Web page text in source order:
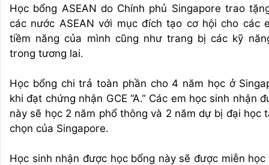
Học bổng ASEAN do Chính phủ Singapore trao
các nước ASEAN với mục đích tạo cơ hội cho các
tiềm năng của mình cũng như trang bị các kỹ
trong tương lai.
Học bổng chi trả toàn phần cho 4 năm học ở
khi đạt chứng nhận GCE “A.” Các em học sinh nhận
này sẽ học 2 năm phổ thông và 2 năm dự bị đại học
chọn của Singapore.
Học sinh nhận được học bổng này sẽ được miễn